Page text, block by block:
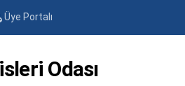
Üye Portalı
Odası